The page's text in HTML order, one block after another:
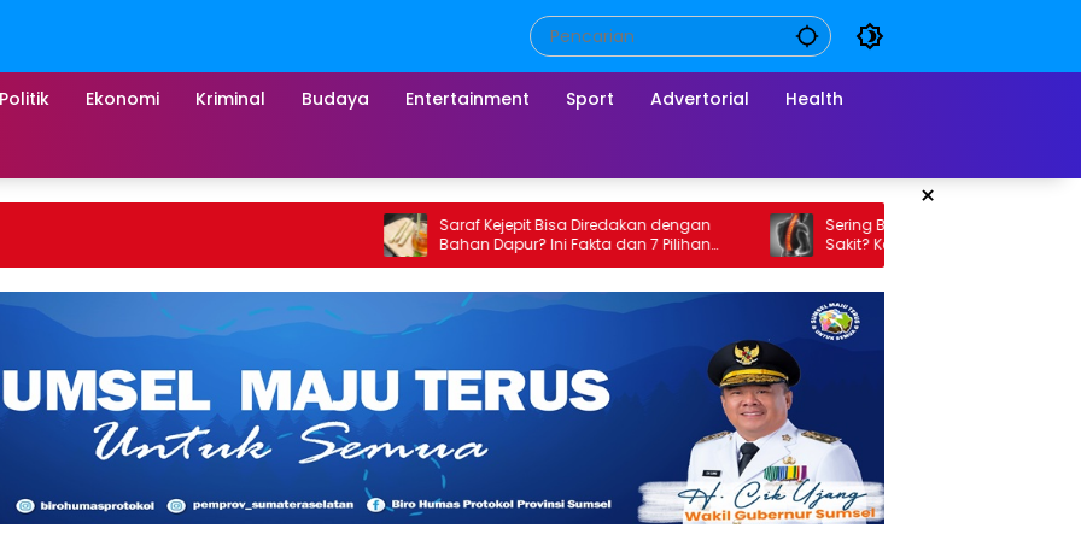
Politik Ekonomi Kriminal Budaya Entertainment Sport Advertorial Health
×
Saraf Kejepit Bisa Diredakan dengan
Bahan Dapur? Ini Fakta dan 7 Pilihan
Alami yang Bisa Dicoba
Sering Berdiri Bikin Tulang Belakang
Sakit? Kenali Penyebab, Gejala, dan Cara
Mengatasinya